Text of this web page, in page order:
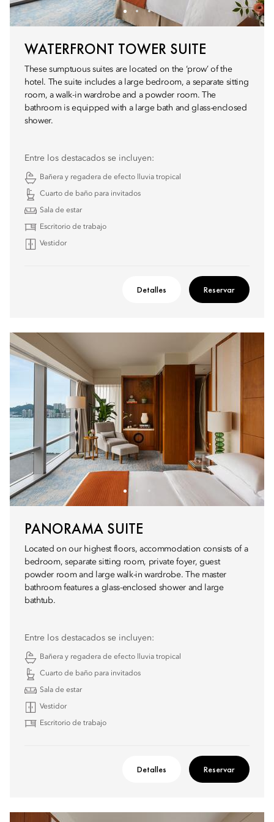
WATERFRONT TOWER SUITE
These sumptuous suites are located on the ‘prow’ of the
hotel. The suite includes a large bedroom, a separate sitting
room, a walk-in wardrobe and a powder room. The
bathroom is equipped with a large bath and glass-enclosed
shower.
Entre los destacados se incluyen:
Bañera y regadera de efecto lluvia tropical
Cuarto de baño para invitados
Sala de estar
Escritorio de trabajo
Vestidor
Detalles Reservar
PANORAMA SUITE
Located on our highest floors, accommodation consists of a
bedroom, separate sitting room, private foyer, guest
powder room and large walk-in wardrobe. The master
bathroom features a glass-enclosed shower and large
bathtub.
Entre los destacados se incluyen:
Bañera y regadera de efecto lluvia tropical
Cuarto de baño para invitados
Sala de estar
Vestidor
Escritorio de trabajo
Detalles Reservar